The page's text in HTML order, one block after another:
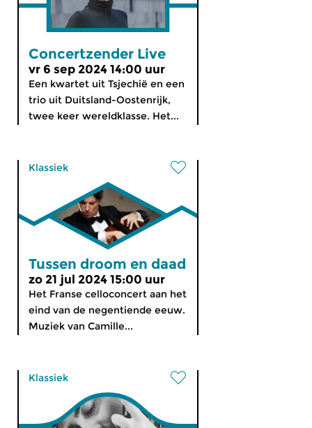
Concertzender Live
vr 6 sep 2024 14:00 uur
Een kwartet uit Tsjechië en een
trio uit Duitsland-Oostenrijk,
twee keer wereldklasse. Het...
Klassiek
Tussen droom en daad
zo 21 jul 2024 15:00 uur
Het Franse celloconcert aan het
eind van de negentiende eeuw.
Muziek van Camille...
Klassiek